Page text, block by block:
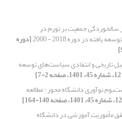
سالخوردگی جمعیت بر تورم در
در دوره 2018 - 2000 [دوره
تاریخی و انتقادی سیاست‌های توسعه
نوآوری دانشگاه محور : مطالعه
مأموریت آموزشی در دانشگاه